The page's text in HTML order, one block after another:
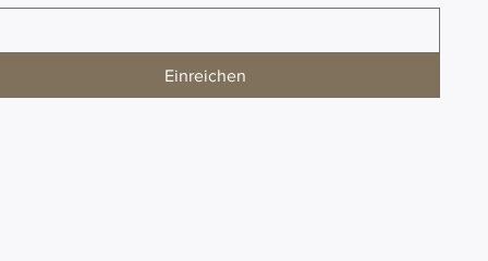
Einreichen